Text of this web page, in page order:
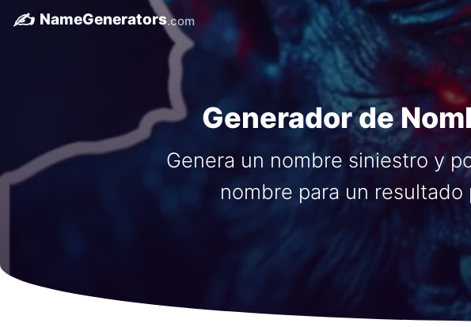
✍️ NameGenerators.com
Generador de
Genera un nombre siniestro y
nombre para un